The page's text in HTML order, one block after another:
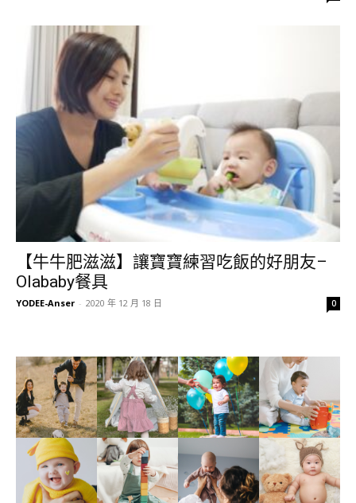
【牛牛肥滋滋】讓寶寶練習吃飯的好朋友–
Olababy餐具
YODEE-Anser - 2020 年 12 月 18 日 0